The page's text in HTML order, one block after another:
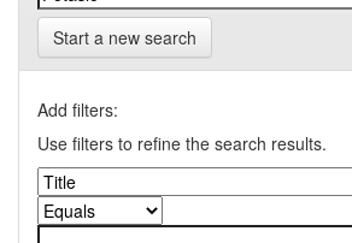
Start a new search
Add filters:
Use filters to refine the search results.